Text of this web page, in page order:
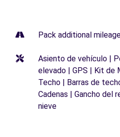
Pack additional
Asiento de vehículo |
elevado | GPS | Kit de
Techo | Barras de
Cadenas | Gancho del
nieve